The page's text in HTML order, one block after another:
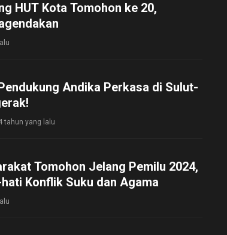
HUT Kota Tomohon ke 20,
Andika Perkasa di Sulut-
tahun yang lalu
Tomohon Jelang Pemilu 2024,
Konflik Suku dan Agama